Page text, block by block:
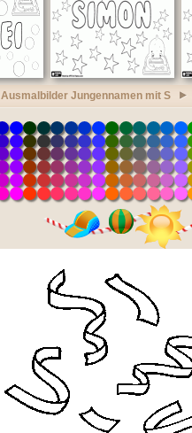
Ausmalbilder Jungennamen mit S